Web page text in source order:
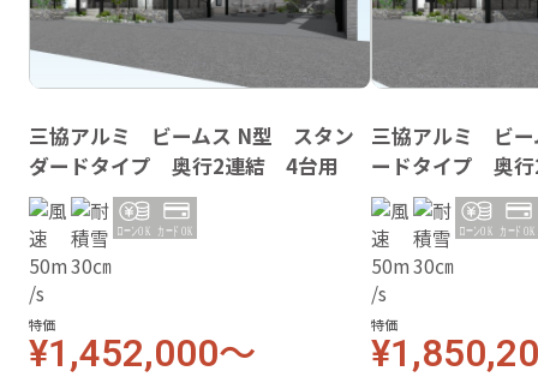
三協アルミ ビームス N型 スタン
ダードタイプ 奥行2連結 4台用
特価
¥1,452,000～
三協アルミ ビ
ードタイプ 奥
特価